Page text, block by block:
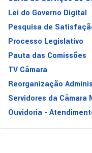
Lei do Governo Digital
Pesquisa de
Processo Legislativo
Pauta das Comissões
TV Câmara
Reorganização
Servidores da Câmara
Ouvidoria -